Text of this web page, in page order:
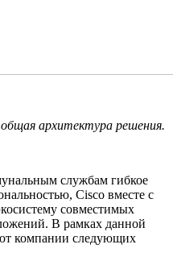
общая архитектура решения.
службам гибкое
Cisco вместе с
совместимых
В рамках данной
компании следующих